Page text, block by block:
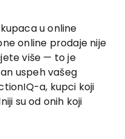
u online
online prodaje nije
više — to je
uspeh vašeg
a, kupci koji
su od onih koji